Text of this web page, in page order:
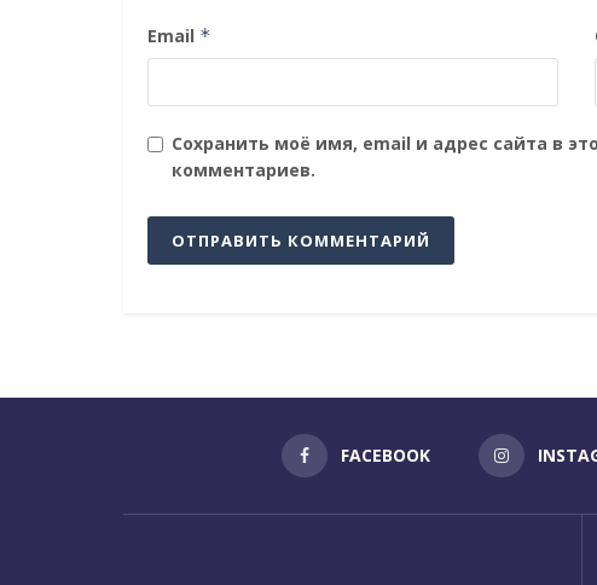
Email *
Сохранить моё имя, email и адрес сайта в
комментариев.
FACEBOOK